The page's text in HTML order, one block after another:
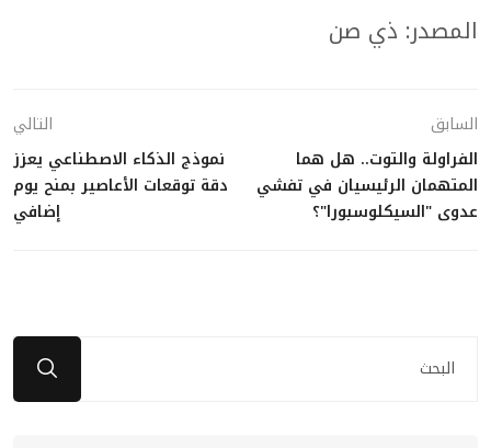
المصدر: ذي صن
السابق
الفراولة والتوت.. هل هما
المتهمان الرئيسيان في تفشي
عدوى "السيكلوسبورا"؟
التالي
نموذج الذكاء الاصطناعي يعزز
دقة توقعات الأعاصير بمنح يوم
إضافي